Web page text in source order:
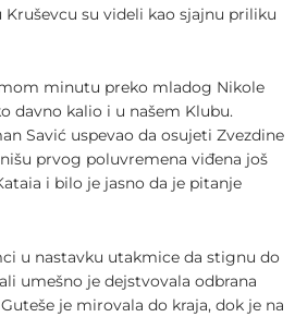
su videli kao sjajnu priliku
minutu preko mladog Nikole
davno kalio i u našem Klubu.
Savić uspevao da osujeti Zvezdine
prvog poluvremena viđena još
i bilo je jasno da je pitanje
u nastavku utakmice da stignu do
umešno je dejstvovala odbrana
je mirovala do kraja, dok je na